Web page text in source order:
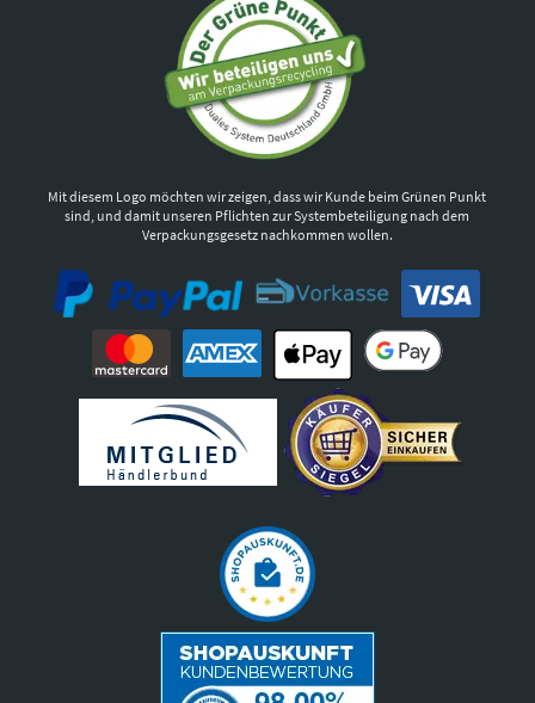
Mit diesem Logo möchten wir zeigen, dass wir Kunde beim Grünen Punkt
sind, und damit unseren Pflichten zur Systembeteiligung nach dem
Verpackungsgesetz nachkommen wollen.